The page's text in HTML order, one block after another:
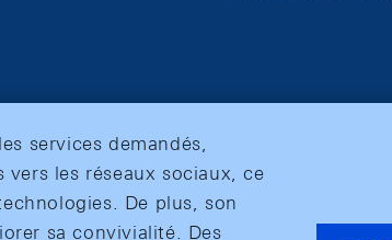
services demandés,
les réseaux sociaux, ce
De plus, son
sa convivialité. Des